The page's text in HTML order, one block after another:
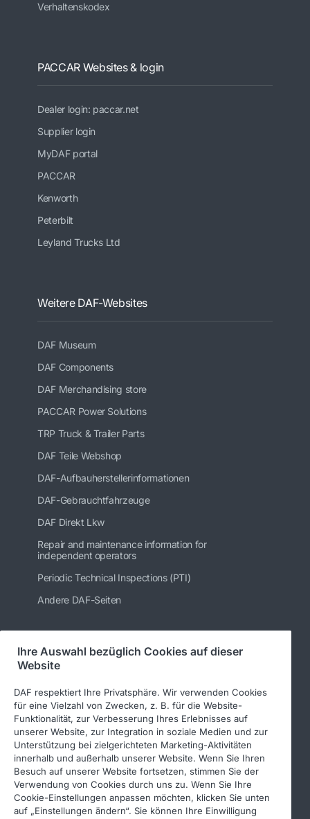
Verhaltenskodex
PACCAR Websites & login
Dealer login: paccar.net
Supplier login
MyDAF portal
PACCAR
Kenworth
Peterbilt
Leyland Trucks Ltd
Weitere DAF-Websites
DAF Museum
DAF Components
DAF Merchandising store
PACCAR Power Solutions
TRP Truck & Trailer Parts
DAF Teile Webshop
DAF-Aufbauherstellerinformationen
DAF-Gebrauchtfahrzeuge
DAF Direkt Lkw
Repair and maintenance information for
independent operators
Periodic Technical Inspections (PTI)
Andere DAF-Seiten
Folgen Sie uns
© 2026 DAF
Rechtlicher Hinweis
Ihre Auswahl bezüglich Cookies auf dieser
Website
DAF respektiert Ihre Privatsphäre. Wir verwenden Cookies
für eine Vielzahl von Zwecken, z. B. für die Website-
Funktionalität, zur Verbesserung Ihres Erlebnisses auf
unserer Website, zur Integration in soziale Medien und zur
Unterstützung bei zielgerichteten Marketing-Aktivitäten
innerhalb und außerhalb unserer Website. Wenn Sie Ihren
Besuch auf unserer Website fortsetzen, stimmen Sie der
Verwendung von Cookies durch uns zu. Wenn Sie Ihre
Cookie-Einstellungen anpassen möchten, klicken Sie unten
auf „Einstellungen ändern“. Sie können Ihre Einwilligung